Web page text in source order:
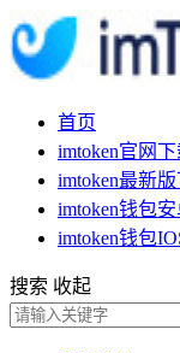
首页
imtoken官网
imtoken最新
imtoken钱包
imtoken钱包
搜索 收起